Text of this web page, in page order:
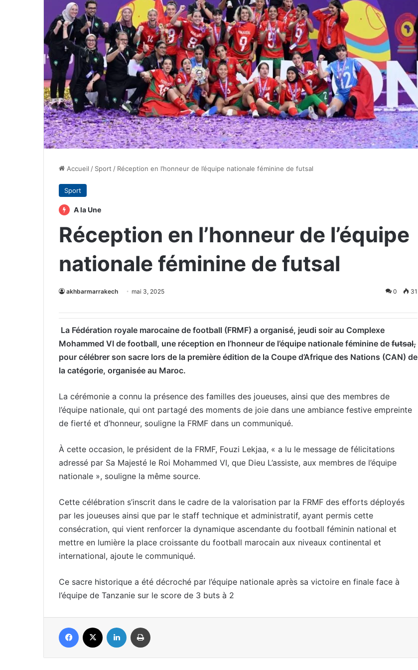
Accueil / Sport / Réception en l’honneur de l’équipe nationale féminine de futsal
Sport
A la Une
Réception en l’honneur de l’équipe
nationale féminine de futsal
akhbarmarrakech mai 3, 2025 0 31
La Fédération royale marocaine de football (FRMF) a organisé, jeudi soir au Complexe
Mohammed VI de football, une réception en l’honneur de l’équipe nationale féminine de futsal,
pour célébrer son sacre lors de la première édition de la Coupe d’Afrique des Nations (CAN) de
la catégorie, organisée au Maroc.
La cérémonie a connu la présence des familles des joueuses, ainsi que des membres de
l’équipe nationale, qui ont partagé des moments de joie dans une ambiance festive empreinte
de fierté et d’honneur, souligne la FRMF dans un communiqué.
À cette occasion, le président de la FRMF, Fouzi Lekjaa, « a lu le message de félicitations
adressé par Sa Majesté le Roi Mohammed VI, que Dieu L’assiste, aux membres de l’équipe
nationale », souligne la même source.
Cette célébration s’inscrit dans le cadre de la valorisation par la FRMF des efforts déployés
par les joueuses ainsi que par le staff technique et administratif, ayant permis cette
consécration, qui vient renforcer la dynamique ascendante du football féminin national et
mettre en lumière la place croissante du football marocain aux niveaux continental et
international, ajoute le communiqué.
Ce sacre historique a été décroché par l’équipe nationale après sa victoire en finale face à
l’équipe de Tanzanie sur le score de 3 buts à 2